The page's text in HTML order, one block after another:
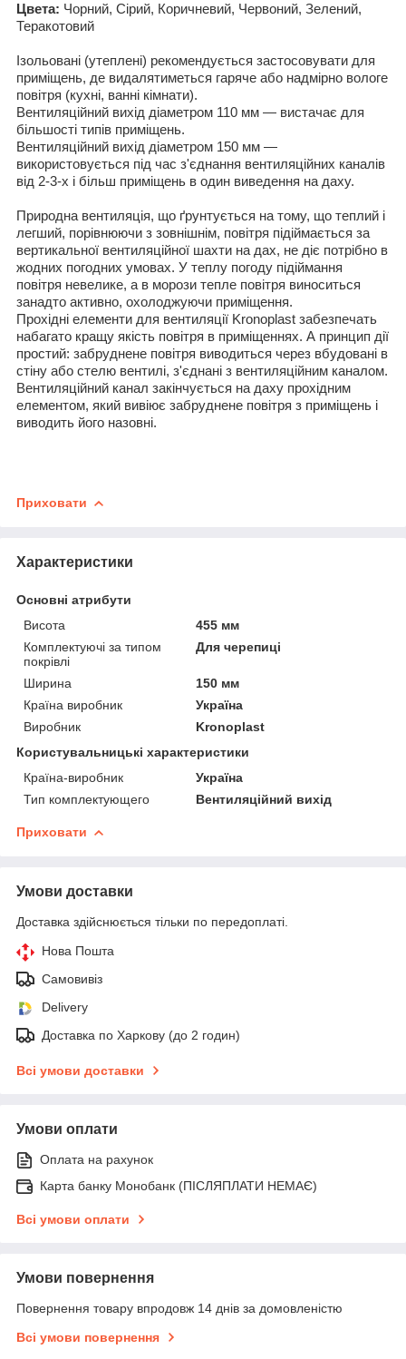
Цвета: Чорний, Сірий, Коричневий, Червоний, Зелений,
Теракотовий
Ізольовані (утеплені) рекомендується застосовувати для
приміщень, де видалятиметься гаряче або надмірно вологе
повітря (кухні, ванні кімнати).
Вентиляційний вихід діаметром 110 мм — вистачає для
більшості типів приміщень.
Вентиляційний вихід діаметром 150 мм —
використовується під час з'єднання вентиляційних каналів
від 2-3-х і більш приміщень в один виведення на даху.
Природна вентиляція, що ґрунтується на тому, що теплий і
легший, порівнюючи з зовнішнім, повітря підіймається за
вертикальної вентиляційної шахти на дах, не діє потрібно в
жодних погодних умовах. У теплу погоду підіймання
повітря невелике, а в морози тепле повітря виноситься
занадто активно, охолоджуючи приміщення.
Прохідні елементи для вентиляції Kronoplast забезпечать
набагато кращу якість повітря в приміщеннях. А принцип дії
простий: забруднене повітря виводиться через вбудовані в
стіну або стелю вентилі, з'єднані з вентиляційним каналом.
Вентиляційний канал закінчується на даху прохідним
елементом, який вивіює забруднене повітря з приміщень і
виводить його назовні.
Приховати
Характеристики
Основні атрибути
Висота
455 мм
Комплектуючі за типом
покрівлі
Для черепиці
Ширина
150 мм
Країна виробник
Україна
Виробник
Kronoplast
Користувальницькі характеристики
Країна-виробник
Україна
Тип комплектующего
Вентиляційний вихід
Приховати
Умови доставки
Доставка здійснюється тільки по передоплаті.
Нова Пошта
Самовивіз
Delivery
Доставка по Харкову (до 2 годин)
Всі умови доставки
Умови оплати
Оплата на рахунок
Карта банку Монобанк (ПІСЛЯПЛАТИ НЕМАЄ)
Всі умови оплати
Умови повернення
Повернення товару впродовж 14 днів за домовленістю
Всі умови повернення